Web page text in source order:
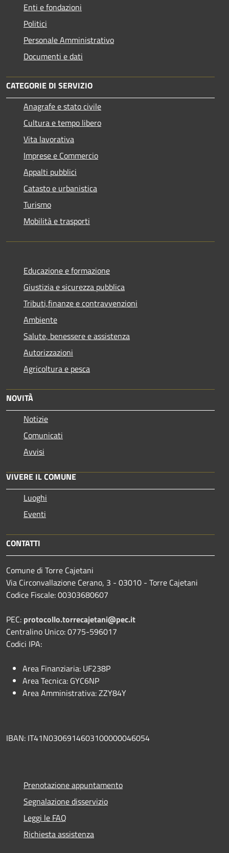
Enti e fondazioni
Politici
Personale Amministrativo
Documenti e dati
CATEGORIE DI SERVIZIO
Anagrafe e stato civile
Cultura e tempo libero
Vita lavorativa
Imprese e Commercio
Appalti pubblici
Catasto e urbanistica
Turismo
Mobilità e trasporti
Educazione e formazione
Giustizia e sicurezza pubblica
Tributi,finanze e contravvenzioni
Ambiente
Salute, benessere e assistenza
Autorizzazioni
Agricoltura e pesca
NOVITÀ
Notizie
Comunicati
Avvisi
VIVERE IL COMUNE
Luoghi
Eventi
CONTATTI
Comune di Torre Cajetani
Via Circonvallazione Cerano, 3 - 03010 - Torre Cajetani
Codice Fiscale: 00303680607
PEC: protocollo.torrecajetani@pec.it
Centralino Unico: 0775-596017
Codici IPA:
Area Finanziaria: UF238P
Area Tecnica: GYC6NP
Area Amministrativa: ZZY84Y
IBAN: IT41N0306914603100000046054
Prenotazione appuntamento
Segnalazione disservizio
Leggi le FAQ
Richiesta assistenza